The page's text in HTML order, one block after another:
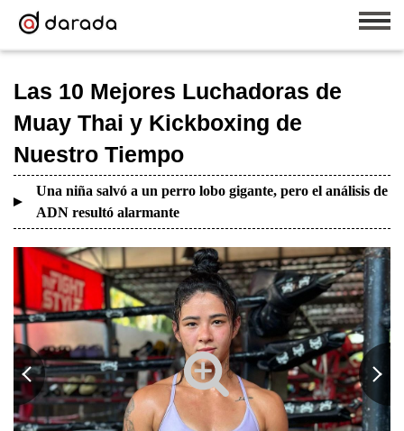
Las 10 Mejores Luchadoras de
Muay Thai y Kickboxing de
Nuestro Tiempo
Una niña salvó a un perro lobo gigante, pero el análisis de
ADN resultó alarmante